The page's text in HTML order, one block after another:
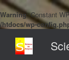
Warning: Constant
/htdocs/wp-
content